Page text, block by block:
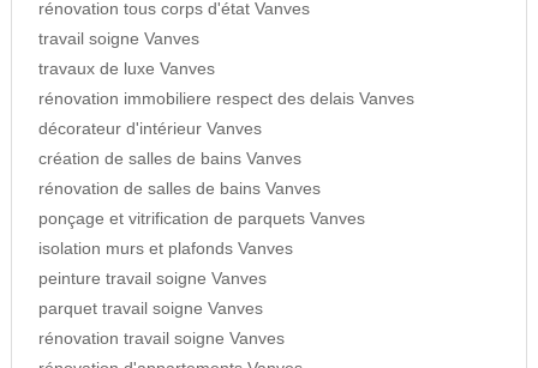
rénovation tous corps d'état Vanves
travail soigne Vanves
travaux de luxe Vanves
rénovation immobiliere respect des delais Vanves
décorateur d'intérieur Vanves
création de salles de bains Vanves
rénovation de salles de bains Vanves
ponçage et vitrification de parquets Vanves
isolation murs et plafonds Vanves
peinture travail soigne Vanves
parquet travail soigne Vanves
rénovation travail soigne Vanves